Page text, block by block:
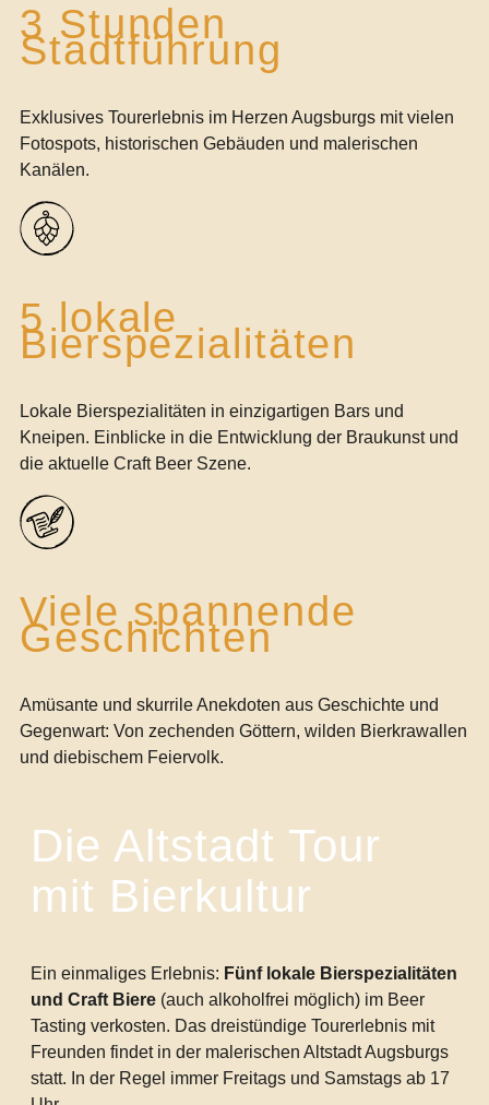
3 Stunden
Stadtführung
Exklusives Tourerlebnis im Herzen Augsburgs mit vielen
Fotospots, historischen Gebäuden und malerischen
Kanälen.
5 lokale
Bierspezialitäten
Lokale Bierspezialitäten in einzigartigen Bars und
Kneipen. Einblicke in die Entwicklung der Braukunst und
die aktuelle Craft Beer Szene.
Viele spannende
Geschichten
Amüsante und skurrile Anekdoten aus Geschichte und
Gegenwart: Von zechenden Göttern, wilden Bierkrawallen
und diebischem Feiervolk.
Die Altstadt Tour
mit Bierkultur
Ein einmaliges Erlebnis: Fünf lokale Bierspezialitäten
und Craft Biere (auch alkoholfrei möglich) im Beer
Tasting verkosten. Das dreistündige Tourerlebnis mit
Freunden findet in der malerischen Altstadt Augsburgs
statt. In der Regel immer Freitags und Samstags ab 17